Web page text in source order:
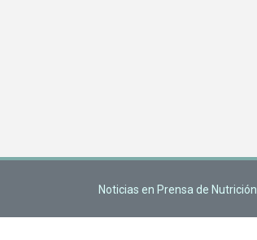
Noticias en Prensa de Nutrición